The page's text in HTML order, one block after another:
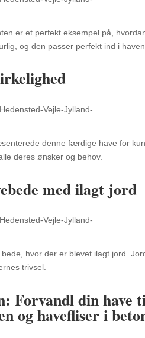
er et perfekt eksempel på,
og den passer perfekt ind i
denne færdige have for
deres ønsker og behov.
med ilagt jord
hvor der er blevet ilagt jord.
trivsel.
Forvandldin have
og havefliser i